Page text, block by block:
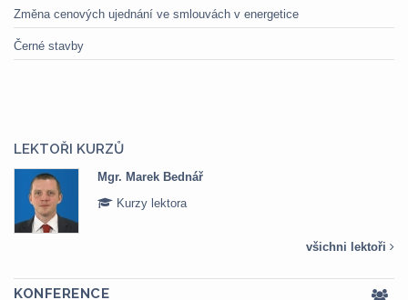
Změna cenových ujednání ve smlouvách v energetice
Černé stavby
LEKTOŘI KURZŮ
Mgr. Marek Bednář
Kurzy lektora
všichni lektoři
KONFERENCE